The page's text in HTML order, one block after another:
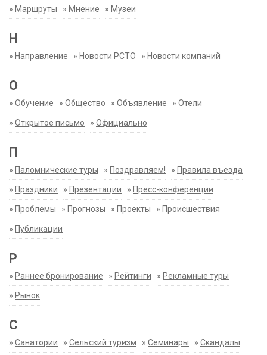
» Маршруты » Мнение » Музеи
Н
» Направление » Новости РСТО » Новости компаний
О
» Обучение » Общество » Объявление » Отели
» Открытое письмо » Официально
П
» Паломнические туры » Поздравляем! » Правила въезда
» Праздники » Презентации » Пресс-конференции
» Проблемы » Прогнозы » Проекты » Происшествия
» Публикации
Р
» Раннее бронирование » Рейтинги » Рекламные туры
» Рынок
С
» Санатории » Сельский туризм » Семинары » Скандалы